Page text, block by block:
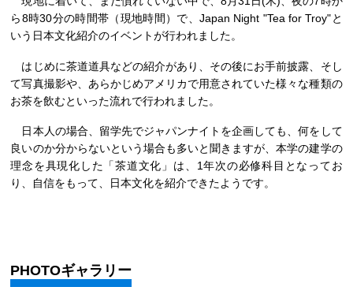
ら8時30分の時間帯（現地時間）で、Japan Night "Tea for Troy"と
いう日本文化紹介のイベントが行われました。
はじめに茶道道具などの紹介があり、その後にお手前披露、そし
て写真撮影や、あらかじめアメリカで用意されていた様々な種類の
お茶を飲むといった流れで行われました。
日本人の場合、留学先でジャパンナイトを企画しても、何をして
良いのか分からないという場合も多いと聞きますが、本学の建学の
理念を具現化した「茶道文化」は、1年次の必修科目となってお
り、自信をもって、日本文化を紹介できたようです。
PHOTOギャラリー